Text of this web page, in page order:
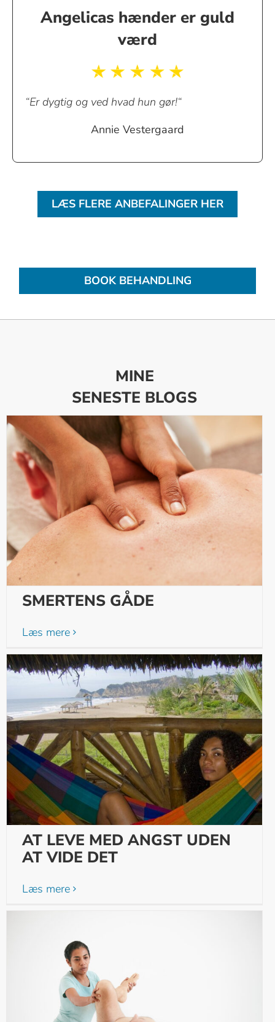
Angelicas hænder er guld
værd
“Er dygtig og ved hvad hun gør!“
Annie Vestergaard
LÆS FLERE ANBEFALINGER HER
BOOK BEHANDLING
MINE
SENESTE BLOGS
SMERTENS GÅDE
Læs mere
AT LEVE MED ANGST UDEN
AT VIDE DET
Læs mere